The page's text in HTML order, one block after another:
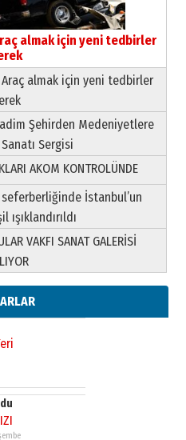
almak için yeni tedbirler
almak için yeni tedbirler
Şehirden Medeniyetlere
Sergisi
AKOM KONTROLÜNDE
seferberliğinde İstanbul’un
ışıklandırıldı
VAKFI SANAT GALERİSİ
Şirin’e